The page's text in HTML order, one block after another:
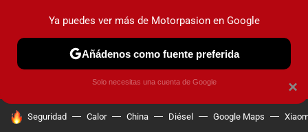
PRUEBAS COCHES ELÉCTRICOS OBSERVATORIO
HOY SE HABLA DE
Seguridad Calor China Diésel Google Maps
×
Ya puedes ver más de Motorpasion en Google
Añádenos como fuente preferida
Solo necesitas una cuenta de Google